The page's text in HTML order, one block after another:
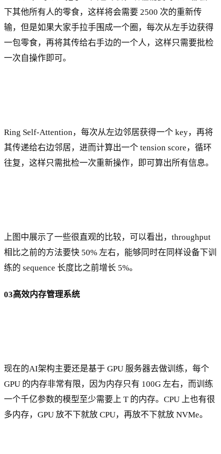
下其他所有人的零食，这样将会需要 2500 次的重新传
输，但是如果大家手拉手围成一个圈，每次从左手边获得
一包零食，再将其传给右手边的一个人，这样只需要批检
一次自操作即可。
Ring Self-Attention，每次从左边邻居获得一个 key，再将
其传递给右边邻居，进而计算出一个 tension score，循环
往复，这样只需批检一次重新操作，即可算出所有信息。
上图中展示了一些很直观的比较，可以看出，throughput
相比之前的方法要快 50% 左右，能够同时在同样设备下训
练的 sequence 长度比之前增长 5%。
03高效内存管理系统
现在的AI架构主要还是基于 GPU 服务器去做训练，每个
GPU 的内存非常有限，因为内存只有 100G 左右，而训练
一个千亿参数的模型至少需要上 T 的内存。CPU 上也有很
多内存，GPU 放不下就放 CPU，再放不下就放 NVMe。